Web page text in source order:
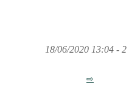
18/06/2020 13:04 - 2